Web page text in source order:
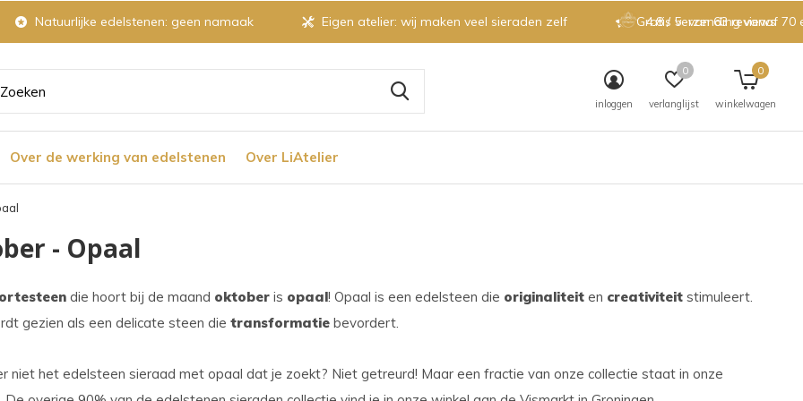
Over de werking van edelstenen Over LiAtelier
inloggen verlanglijst
0
winkelwagen
0
Natuurlijke edelstenen: geen namaak Eigen atelier: wij maken veel sieraden zelf Gratis verzending vanaf 70
4.8 / 5 van 63 reviews
- Opaal
die hoort bij de maand oktober is opaal! Opaal is een edelsteen die originaliteit en creativiteit stimuleert.
gezien als een delicate steen die transformatie bevordert.
niet het edelsteen sieraad met opaal dat je zoekt? Niet getreurd! Maar een fractie van onze collectie staat in onze